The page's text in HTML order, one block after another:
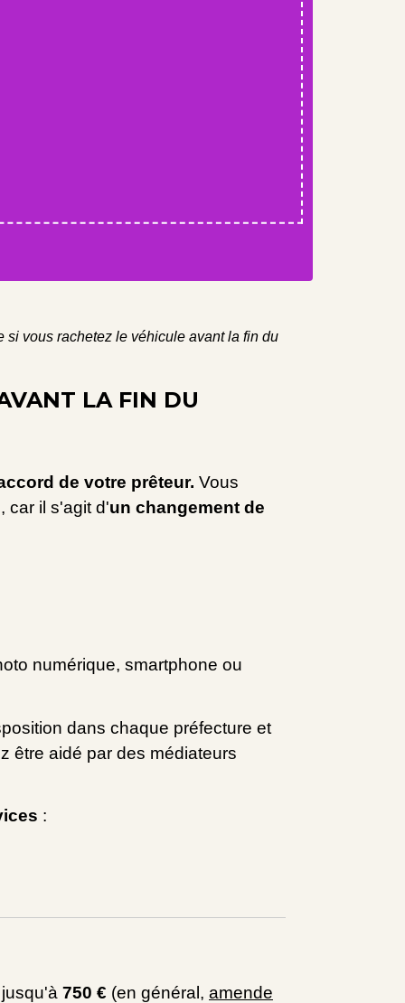
si vous rachetez le véhicule avant la fin du
LA FIN DU
de votre prêteur. Vous
car il s'agit d'un changement de
numérique, smartphone ou
dans chaque préfecture et
être aidé par des médiateurs
:
750 € (en général, amende